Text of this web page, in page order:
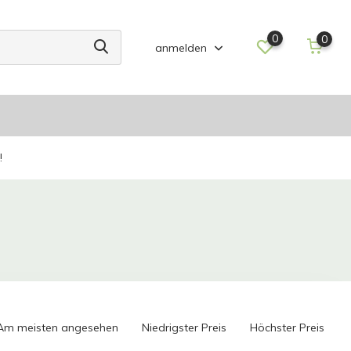
anmelden
0 0
meisten angesehen Niedrigster Preis Höchster Preis